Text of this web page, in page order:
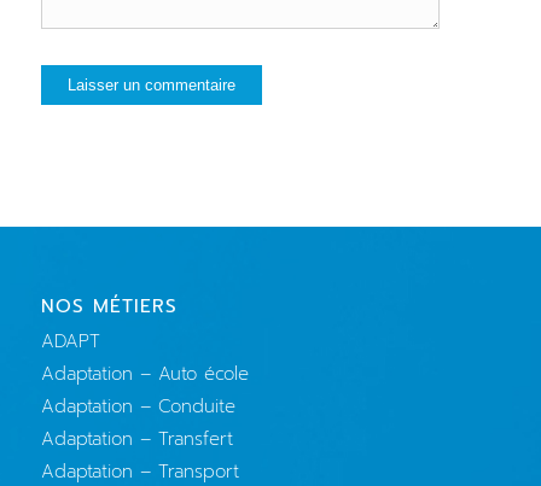
NOS MÉTIERS
ADAPT
Adaptation – Auto école
Adaptation – Conduite
Adaptation – Transfert
Adaptation – Transport